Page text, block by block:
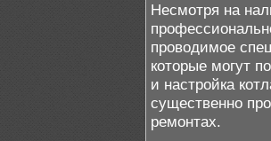
Несмотря на
проводимое
которые могут
и настройка
существенно
ремонтах.